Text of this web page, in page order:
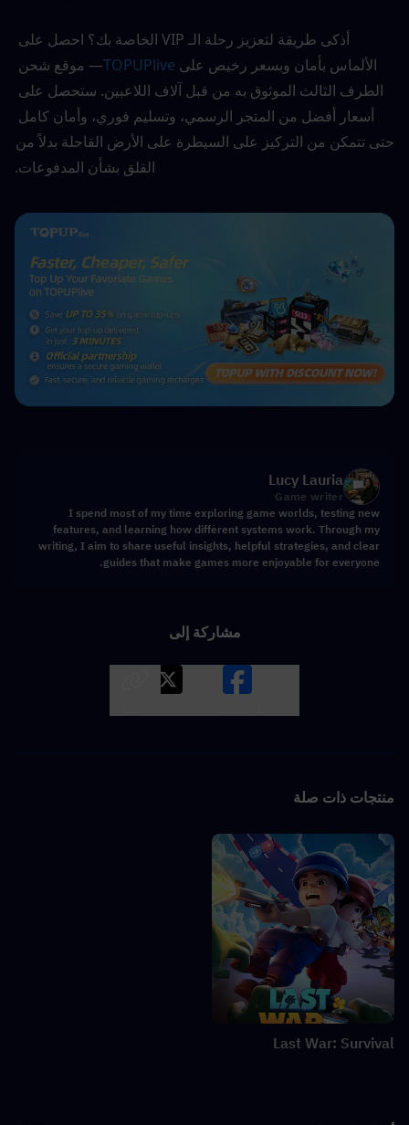
الألماس بأمان وبسعر رخيص على TOPUPlive
القلق بشأن المدفوعات.
Lucy Lauria
Game writer
I spend most of my time exploring game worlds, testing new
features, and learning how different systems work. Through my
writing, I aim to share useful insights, helpful strategies, and clear
guides that make games more enjoyable for everyone.
مشاركة إلى
منتجات ذات صلة
Last War: Survival